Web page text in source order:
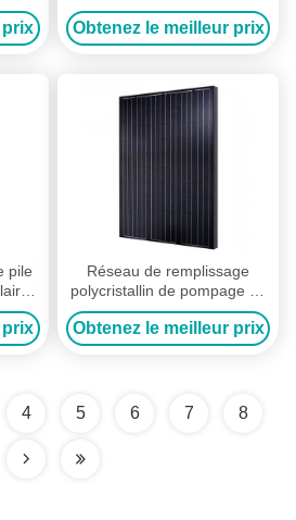
prix
solaire 45W de picovolte de
lumière solaire de bateau
Obtenez le meilleur prix
pile
la
prix
Réseau de remplissage
polycristallin de pompage de
l'eau de batterie de pile
solaire de panneau solaire -
Obtenez le meilleur prix
4 5 6 7 8